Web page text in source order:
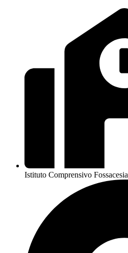
Istituto Comprensivo Fossacesia